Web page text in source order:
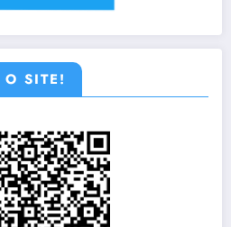
O SITE!